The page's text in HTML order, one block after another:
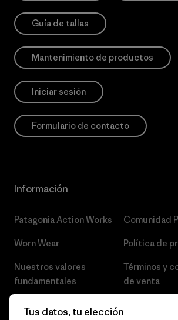
Guía de tallas
Mantenimiento de productos
Iniciar sesión
Formulario de contacto
Información
Patagonia Action Works
Worn Wear
Nuestros valores
fundamentales
Comunidad
Política de
Términos y
de venta
Tus datos, tu elección